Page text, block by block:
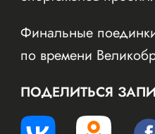
Финальные
по времени
ПОДЕЛИТЬСЯ